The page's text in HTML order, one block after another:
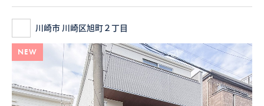
川崎市 川崎区旭町２丁目
NEW